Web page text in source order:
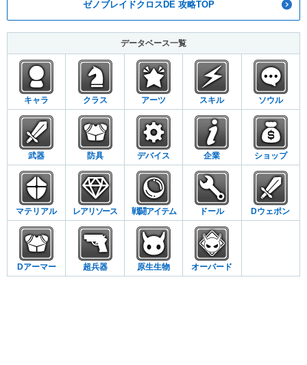
ゼノブレイドクロスDE 攻略TOP
データベース一覧
キャラ クラス アーツ スキル ソウル
武器 防具 デバイス 企業 ショップ
マテリアル レアリソース 戦闘アイテム ドール Dウェポン
Dアーマー 超兵器 原生生物 オーバード